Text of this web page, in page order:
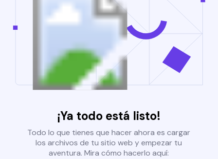
¡Ya todo está listo!
Todo lo que tienes que hacer ahora es cargar
los archivos de tu sitio web y empezar tu
aventura. Mira cómo hacerlo aquí: